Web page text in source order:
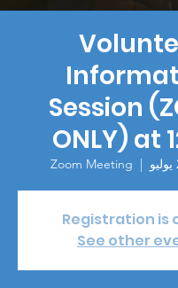
Session
ONLY) at
  |
Zoom Meeting
Registration is
See other